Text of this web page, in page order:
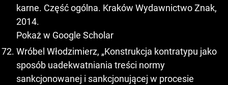
karne. Część ogólna. Kraków Wydawnictwo Znak,
2014.
Pokaż w Google Scholar
Wróbel Włodzimierz, „Konstrukcja kontratypu jako
sposób uadekwatniania treści normy
sankcjonowanej i sankcjonującej w procesie